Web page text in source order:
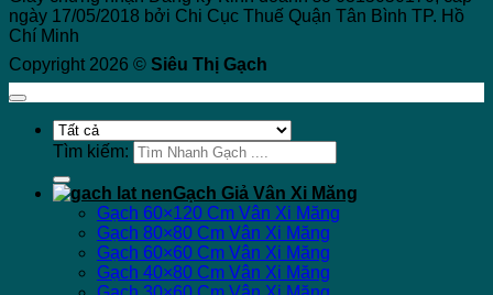
ngày 17/05/2018 bởi Chi Cục Thuế Quận Tân Bình TP. Hồ
Chí Minh
Copyright 2026 © Siêu Thị Gạch
Tìm kiếm:
Gạch Giả Vân Xi Măng
Gạch 60×120 Cm Vân Xi Măng
Gạch 80×80 Cm Vân Xi Măng
Gạch 60×60 Cm Vân Xi Măng
Gạch 40×80 Cm Vân Xi Măng